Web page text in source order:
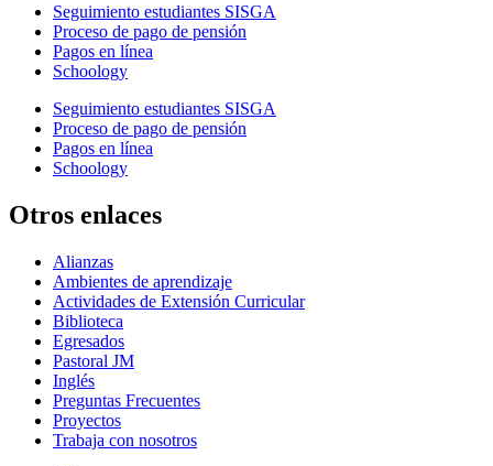
Seguimiento estudiantes SISGA
Proceso de pago de pensión
Pagos en línea
Schoology
Seguimiento estudiantes SISGA
Proceso de pago de pensión
Pagos en línea
Schoology
Otros enlaces
Alianzas
Ambientes de aprendizaje
Actividades de Extensión Curricular
Biblioteca
Egresados
Pastoral JM
Inglés
Preguntas Frecuentes
Proyectos
Trabaja con nosotros